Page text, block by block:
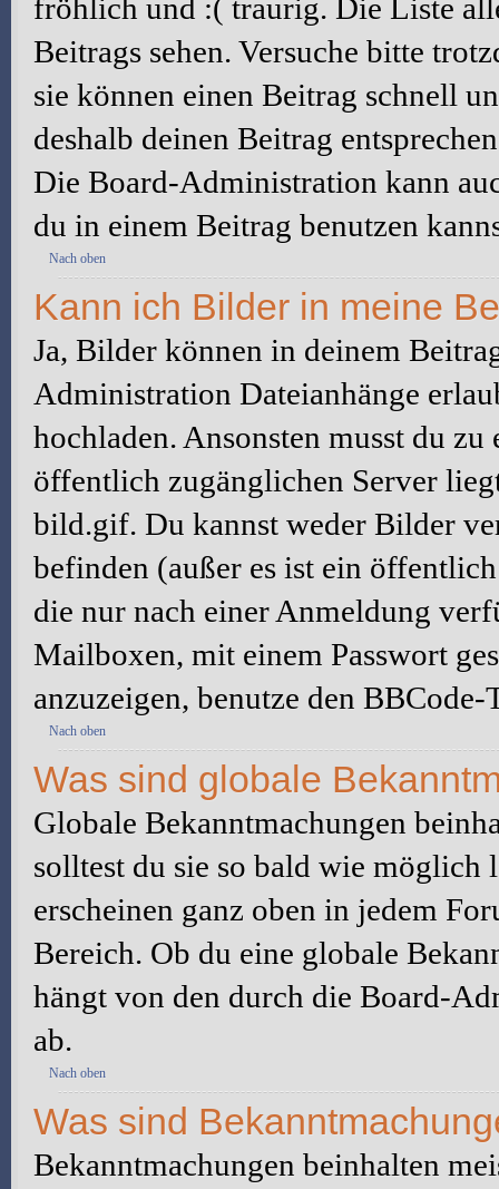
fröhlich und :( traurig. Die Liste
Beitrags sehen. Versuche bitte
sie können einen Beitrag schnell
deshalb deinen Beitrag
Die Board-Administration kann
du in einem Beitrag benutzen
Nach oben
Kann ich Bilder in meine
Ja, Bilder können in deinem
Administration Dateianhänge
hochladen. Ansonsten musst du
öffentlich zugänglichen Server
bild.gif. Du kannst weder Bilder
befinden (außer es ist ein
die nur nach einer Anmeldung
Mailboxen, mit einem Passwort
anzuzeigen, benutze den
Nach oben
Was sind globale
Globale Bekanntmachungen
solltest du sie so bald wie möglich
erscheinen ganz oben in jedem
Bereich. Ob du eine globale
hängt von den durch die Board-
ab.
Nach oben
Was sind
Bekanntmachungen beinhalten